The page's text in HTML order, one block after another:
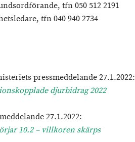
tfn 050 512 2191
tfn 040 940 2734
pressmeddelande 27.1.2022:
djurbidrag 2022
27.1.2022:
10.2 – villkoren skärps